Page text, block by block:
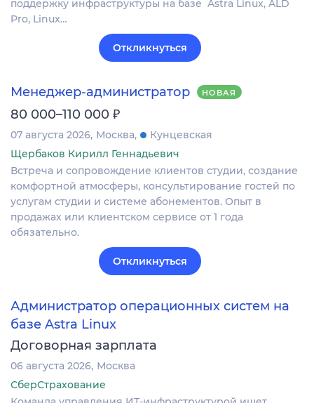
поддержку инфраструктуры на базе Astra Linux, ALD
Pro, Linux…
Откликнуться
Менеджер-администратор НОВАЯ
80 000–110 000 ₽
07 августа 2026 Москва
Кунцевская
Щербаков Кирилл Геннадьевич
Встреча и сопровождение клиентов студии, создание
комфортной атмосферы, консультирование гостей по
услугам студии и системе абонементов. Опыт в
продажах или клиентском сервисе от 1 года
обязательно.
Откликнуться
Администратор операционных систем на
базе Astra Linux
Договорная зарплата
06 августа 2026 Москва
СберСтрахование